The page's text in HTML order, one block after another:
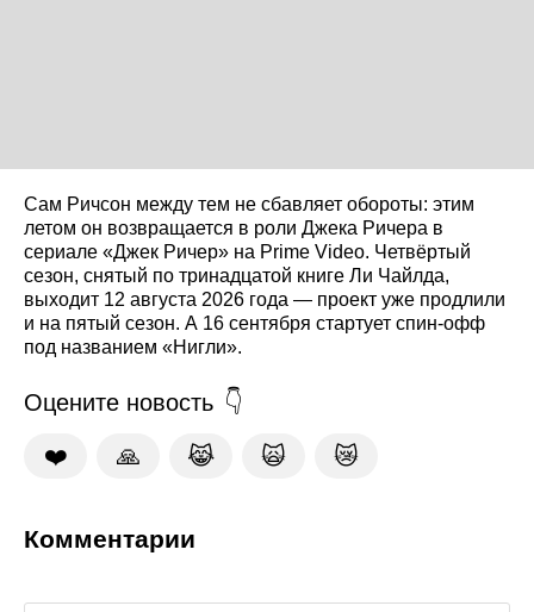
Сам Ричсон между тем не сбавляет обороты: этим
летом он возвращается в роли Джека Ричера в
сериале «Джек Ричер» на Prime Video. Четвёртый
сезон, снятый по тринадцатой книге Ли Чайлда,
выходит 12 августа 2026 года — проект уже продлили
и на пятый сезон. А 16 сентября стартует спин-офф
под названием «Нигли».
Оцените новость
❤️ 🙏 😹 🙀 😿
Комментарии